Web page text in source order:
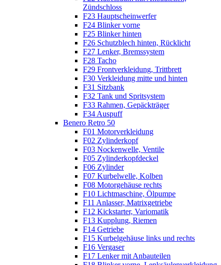
Zündschloss
F23 Hauptscheinwerfer
F24 Blinker vorne
F25 Blinker hinten
F26 Schutzblech hinten, Rücklicht
F27 Lenker, Bremssystem
F28 Tacho
F29 Frontverkleidung, Trittbrett
F30 Verkleidung mitte und hinten
F31 Sitzbank
F32 Tank und Spritsystem
F33 Rahmen, Gepäckträger
F34 Auspuff
Benero Retro 50
F01 Motorverkleidung
F02 Zylinderkopf
F03 Nockenwelle, Ventile
F05 Zylinderkopfdeckel
F06 Zylinder
F07 Kurbelwelle, Kolben
F08 Motorgehäuse rechts
F10 Lichtmaschine, Ölpumpe
F11 Anlasser, Matrixgetriebe
F12 Kickstarter, Variomatik
F13 Kupplung, Riemen
F14 Getriebe
F15 Kurbelgehäuse links und rechts
F16 Vergaser
F17 Lenker mit Anbauteilen